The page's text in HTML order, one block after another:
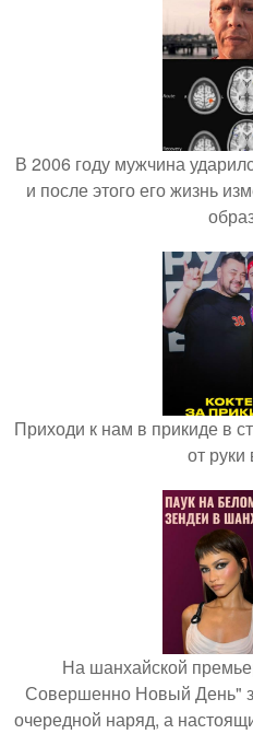
В 2006 году мужчина
и после этого его жизнь
Приходи к нам в прикиде в
от руки
На шанхайской
Совершенно Новый День"
очередной наряд, а